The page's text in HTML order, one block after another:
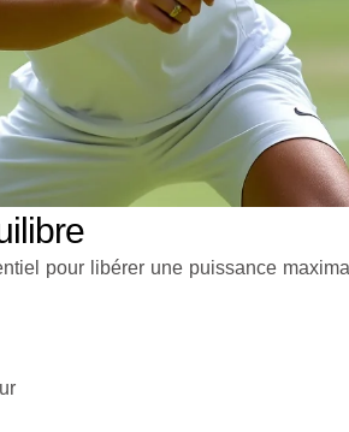
pour libérer une puissance